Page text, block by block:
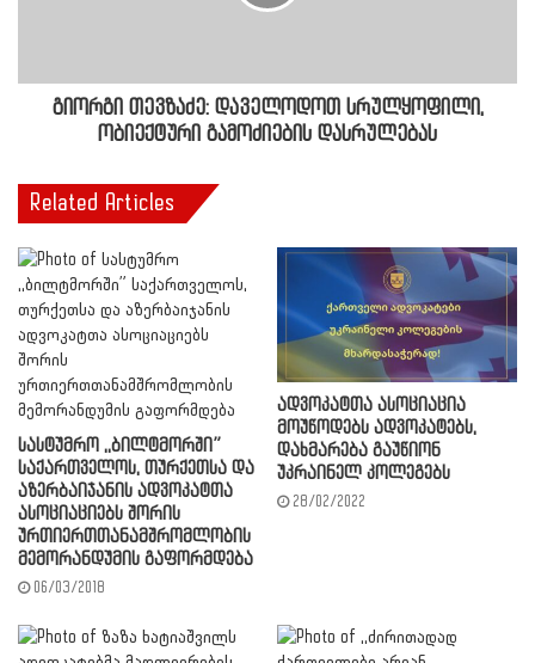
გიორგი თევზაძე: დაველოდოთ სრულყოფილი,
ობიექტური გამოძიების დასრულებას
Related Articles
სასტუმრო ,,ბილტმორში”
საქართველოს, თურქეთსა და
აზერბაიჯანის ადვოკატთა
ასოციაციებს შორის
ურთიერთთანამშრომლობის
მემორანდუმის გაფორმდება
06/03/2018
ადვოკატთა ასოციაცია
მოუწოდებს ადვოკატებს,
დახმარება გაუწიონ
უკრაინელ კოლეგებს
28/02/2022